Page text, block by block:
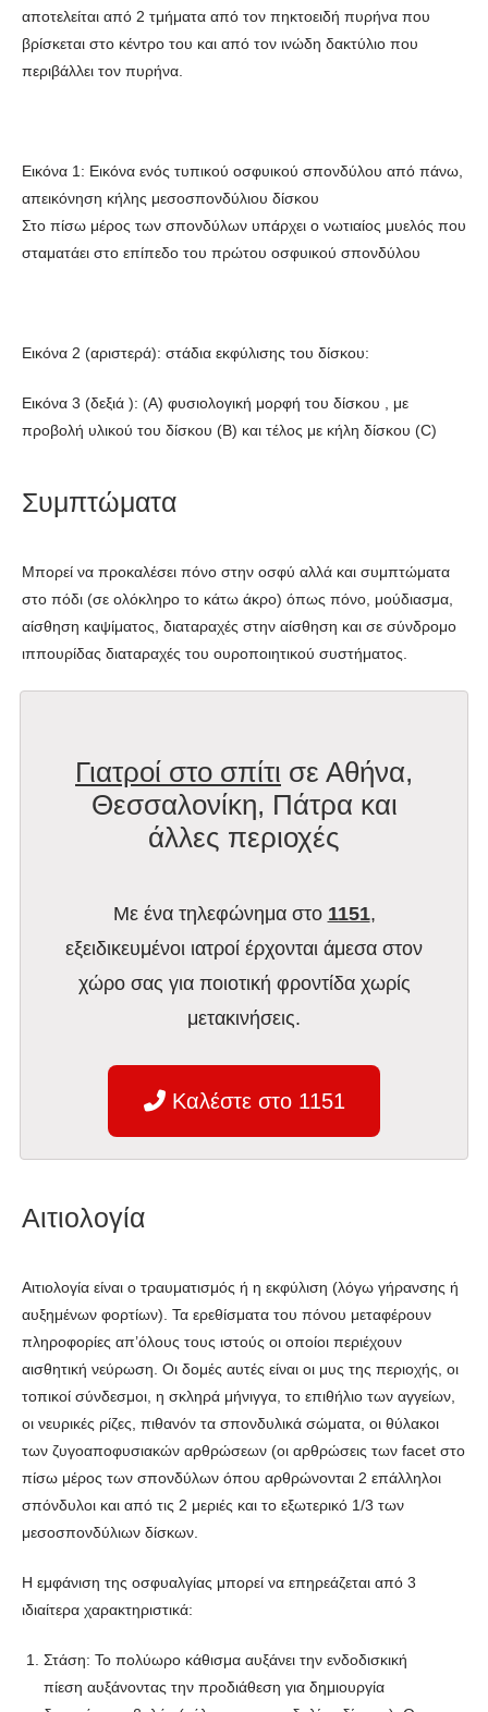
αποτελείται από 2 τμήματα από τον πηκτοειδή πυρήνα που
βρίσκεται στο κέντρο του και από τον ινώδη δακτύλιο που
περιβάλλει τον πυρήνα.
Εικόνα 1: Εικόνα ενός τυπικού οσφυικού σπονδύλου από πάνω,
απεικόνηση κήλης μεσοσπονδύλιου δίσκου
Στο πίσω μέρος των σπονδύλων υπάρχει ο νωτιαίος μυελός που
σταματάει στο επίπεδο του πρώτου οσφυικού σπονδύλου
Εικόνα 2 (αριστερά): στάδια εκφύλισης του δίσκου:
Εικόνα 3 (δεξιά ): (Α) φυσιολογική μορφή του δίσκου , με
προβολή υλικού του δίσκου (Β) και τέλος με κήλη δίσκου (C)
Συμπτώματα
Μπορεί να προκαλέσει πόνο στην οσφύ αλλά και συμπτώματα
στο πόδι (σε ολόκληρο το κάτω άκρο) όπως πόνο, μούδιασμα,
αίσθηση καψίματος, διαταραχές στην αίσθηση και σε σύνδρομο
ιππουρίδας διαταραχές του ουροποιητικού συστήματος.
Γιατροί στο σπίτι σε Αθήνα,
Θεσσαλονίκη, Πάτρα και
άλλες περιοχές
Με ένα τηλεφώνημα στο 1151,
εξειδικευμένοι ιατροί έρχονται άμεσα στον
χώρο σας για ποιοτική φροντίδα χωρίς
μετακινήσεις.
Καλέστε στο 1151
Αιτιολογία
Αιτιολογία είναι ο τραυματισμός ή η εκφύλιση (λόγω γήρανσης ή
αυξημένων φορτίων). Τα ερεθίσματα του πόνου μεταφέρουν
πληροφορίες απ’όλους τους ιστούς οι οποίοι περιέχουν
αισθητική νεύρωση. Οι δομές αυτές είναι οι μυς της περιοχής, οι
τοπικοί σύνδεσμοι, η σκληρά μήνιγγα, το επιθήλιο των αγγείων,
οι νευρικές ρίζες, πιθανόν τα σπονδυλικά σώματα, οι θύλακοι
των ζυγοαποφυσιακών αρθρώσεων (οι αρθρώσεις των facet στο
πίσω μέρος των σπονδύλων όπου αρθρώνονται 2 επάλληλοι
σπόνδυλοι και από τις 2 μεριές και το εξωτερικό 1/3 των
μεσοσπονδύλιων δίσκων.
Η εμφάνιση της οσφυαλγίας μπορεί να επηρεάζεται από 3
ιδιαίτερα χαρακτηριστικά:
Στάση: Το πολύωρο κάθισμα αυξάνει την ενδοδισκική
πίεση αυξάνοντας την προδιάθεση για δημιουργία